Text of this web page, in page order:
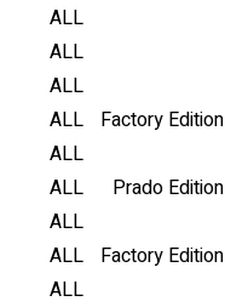
ALL
ALL
ALL
Factory Edition
ALL
ALL
Prado Edition
ALL
ALL
Factory Edition
ALL
ALL